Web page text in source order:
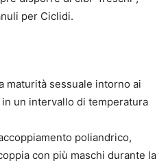
per Ciclidi.
maturità sessuale intorno ai
un intervallo di temperatura
poliandrico,
con più maschi durante la